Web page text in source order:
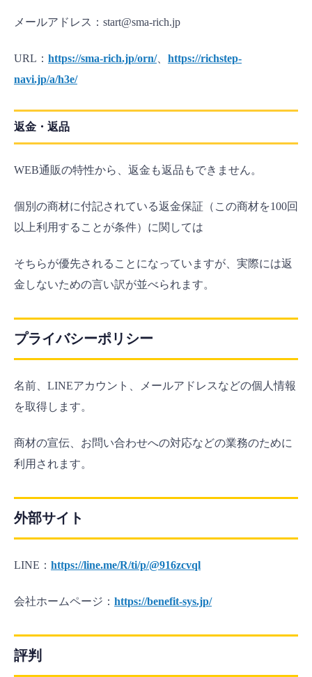
メールアドレス：start@sma-rich.jp
URL： https://sma-rich.jp/orn/、 https://richstep-
navi.jp/a/h3e/
返金・返品
WEB通販の特性から、返金も返品もできません。
個別の商材に付記されている返金保証（この商材を100回
以上利用することが条件）に関しては
そちらが優先されることになっていますが、実際には返
金しないための言い訳が並べられます。
プライバシーポリシー
名前、LINEアカウント、メールアドレスなどの個人情報
を取得します。
商材の宣伝、お問い合わせへの対応などの業務のために
利用されます。
外部サイト
LINE： https://line.me/R/ti/p/@916zcvql
会社ホームページ： https://benefit-sys.jp/
評判